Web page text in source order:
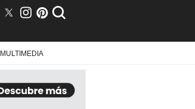
MULTIMEDIA